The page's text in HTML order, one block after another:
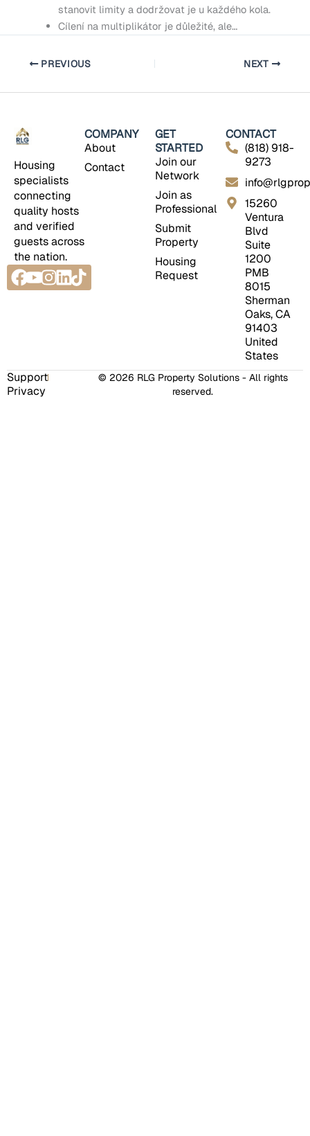
stanovit limity a dodržovat je u každého kola.
Cílení na multiplikátor je důležité, ale…
PREVIOUS NEXT
Housing
specialists
connecting
quality hosts
and verified
guests across
the nation.
Facebook
Youtube
Instagram
Linkedin
Tiktok
COMPANY
About
Contact
GET
STARTED
Join our
Network
Join as
Professional
Submit
Property
Housing
Request
CONTACT
(818) 918-
9273
15260
Ventura
Blvd
Suite
1200
PMB
8015
Sherman
Oaks, CA
91403
United
States
© 2026 RLG Property Solutions - All rights
reserved.
Support
Privacy